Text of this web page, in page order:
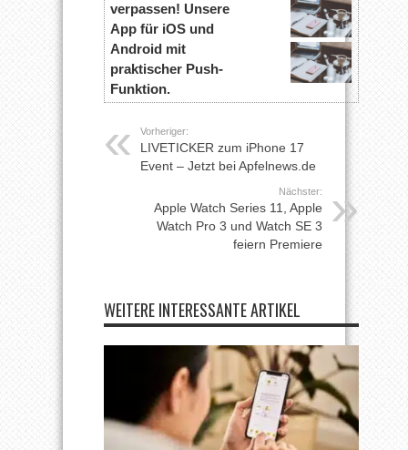
verpassen! Unsere
App für iOS und
Android mit
praktischer Push-
Funktion.
Vorheriger:
LIVETICKER zum iPhone 17
Event – Jetzt bei Apfelnews.de
Nächster:
Apple Watch Series 11, Apple
Watch Pro 3 und Watch SE 3
feiern Premiere
WEITERE INTERESSANTE ARTIKEL